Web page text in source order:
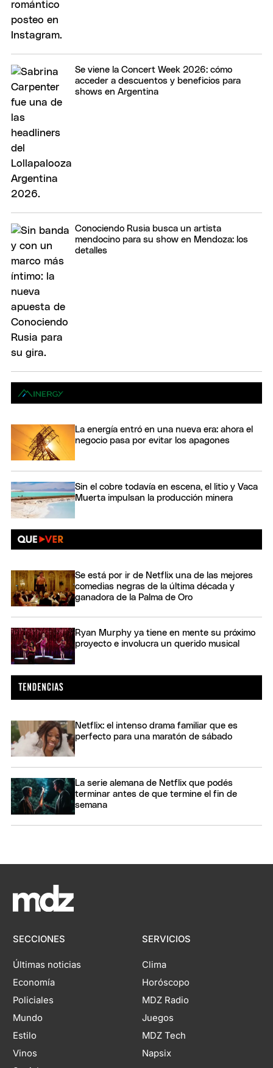
Se viene la Concert Week 2026: cómo
acceder a descuentos y beneficios para
shows en Argentina
Conociendo Rusia busca un artista
mendocino para su show en Mendoza: los
detalles
La energía entró en una nueva era: ahora el
negocio pasa por evitar los apagones
Sin el cobre todavía en escena, el litio y Vaca
Muerta impulsan la producción minera
Se está por ir de Netflix una de las mejores
comedias negras de la última década y
ganadora de la Palma de Oro
Ryan Murphy ya tiene en mente su próximo
proyecto e involucra un querido musical
Netflix: el intenso drama familiar que es
perfecto para una maratón de sábado
La serie alemana de Netflix que podés
terminar antes de que termine el fin de
semana
SECCIONES
Últimas noticias
Economía
Policiales
Mundo
Estilo
Vinos
SERVICIOS
Clima
Horóscopo
MDZ Radio
Juegos
MDZ Tech
Napsix